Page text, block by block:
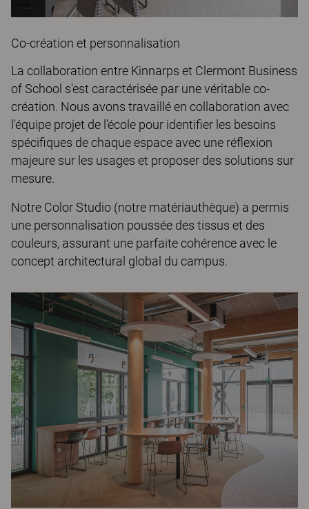
Co-création et personnalisation
La collaboration entre Kinnarps et Clermont Business
of School s'est caractérisée par une véritable co-
création. Nous avons travaillé en collaboration avec
l'équipe projet de l’école pour identifier les besoins
spécifiques de chaque espace avec une réflexion
majeure sur les usages et proposer des solutions sur
mesure.
Notre Color Studio (notre matériauthèque) a permis
une personnalisation poussée des tissus et des
couleurs, assurant une parfaite cohérence avec le
concept architectural global du campus.